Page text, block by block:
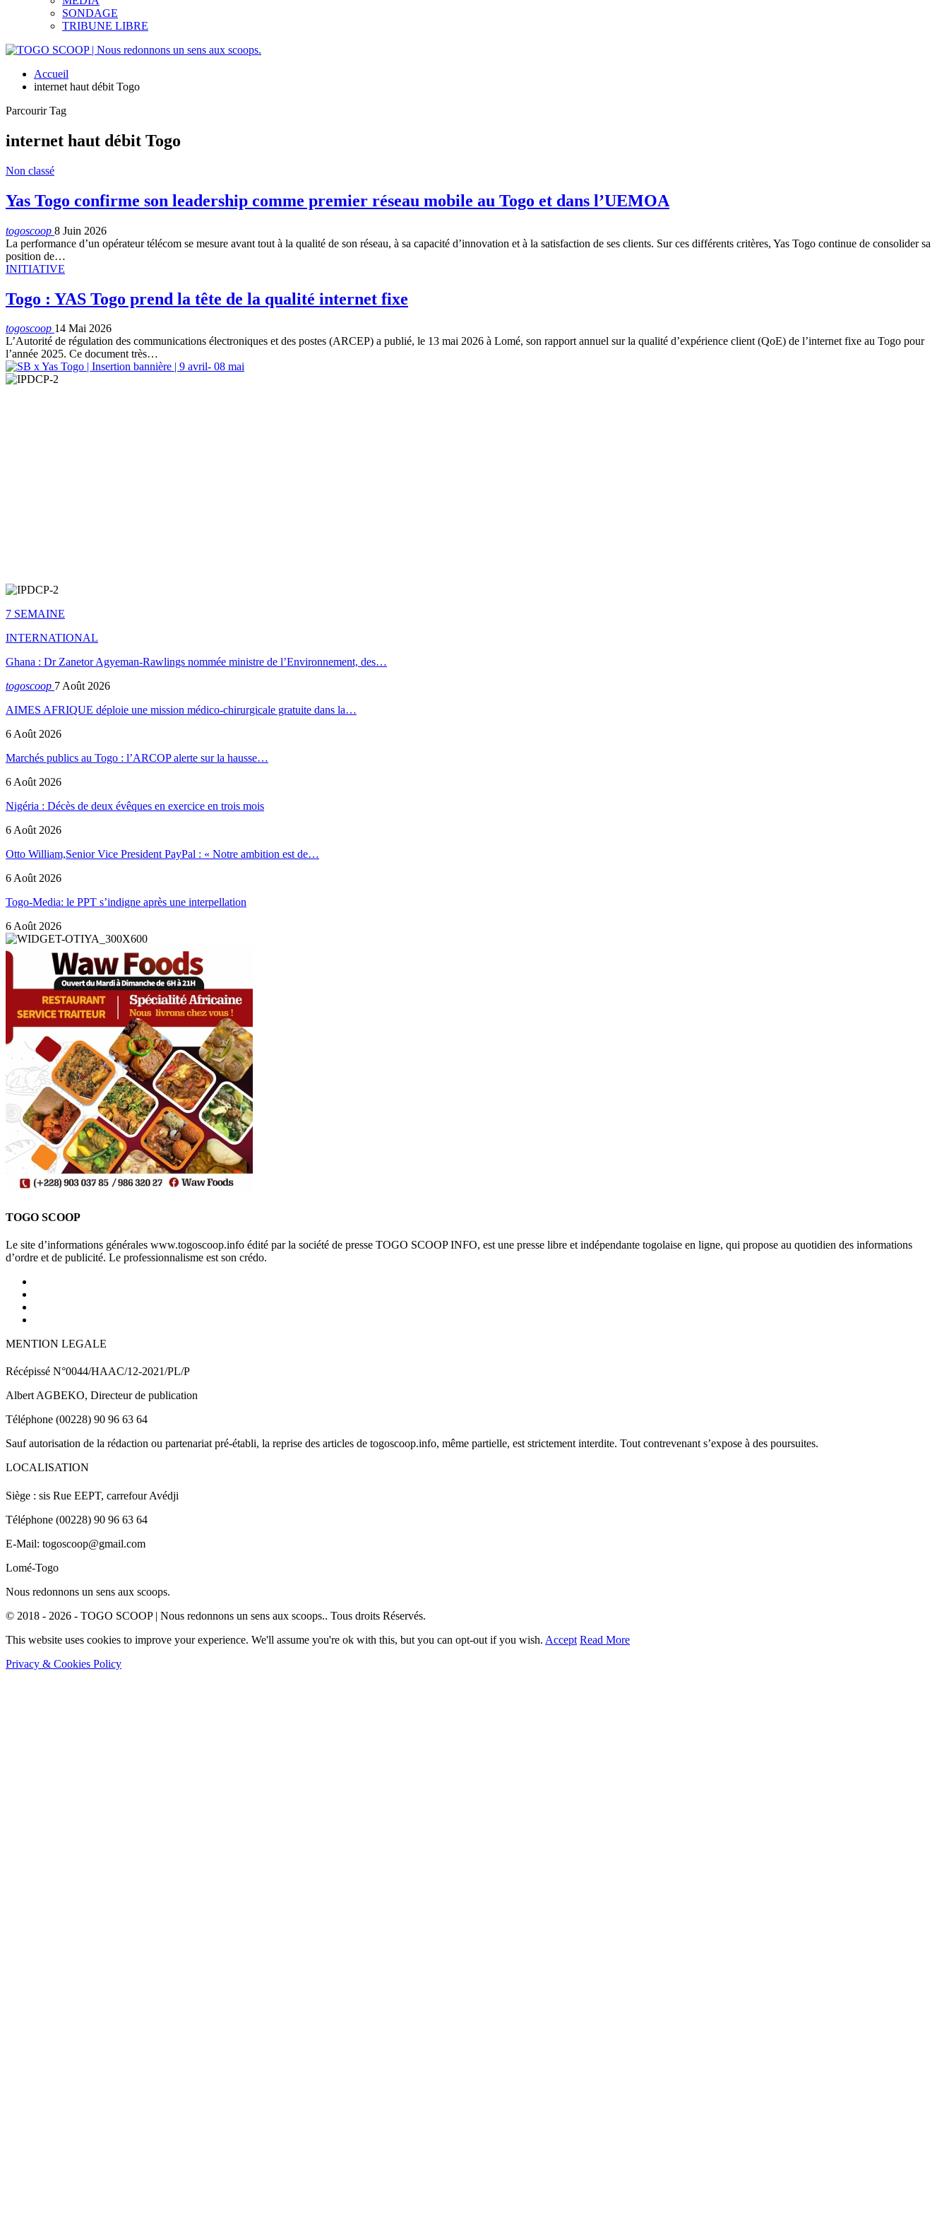
SONDAGE
TRIBUNE LIBRE
Accueil
internet haut débit Togo
Parcourir Tag
internet haut débit Togo
Non classé
Yas Togo confirme son leadership comme premier réseau mobile au Togo et dans l’UEMOA
togoscoop 8 Juin 2026
La performance d’un opérateur télécom se mesure avant tout à la qualité de son réseau, à sa capacité d’innovation et à la satisfaction de ses clients. Sur ces différents critères, Yas Togo continue de consolider sa
position de…
INITIATIVE
Togo : YAS Togo prend la tête de la qualité internet fixe
togoscoop 14 Mai 2026
L’Autorité de régulation des communications électroniques et des postes (ARCEP) a publié, le 13 mai 2026 à Lomé, son rapport annuel sur la qualité d’expérience client (QoE) de l’internet fixe au Togo pour
l’année 2025. Ce document très…
7 SEMAINE
INTERNATIONAL
Ghana : Dr Zanetor Agyeman-Rawlings nommée ministre de l’Environnement, des…
togoscoop 7 Août 2026
AIMES AFRIQUE déploie une mission médico-chirurgicale gratuite dans la…
6 Août 2026
Marchés publics au Togo : l’ARCOP alerte sur la hausse…
6 Août 2026
Nigéria : Décès de deux évêques en exercice en trois mois
6 Août 2026
Otto William,Senior Vice President PayPal : « Notre ambition est de…
6 Août 2026
Togo-Media: le PPT s’indigne après une interpellation
6 Août 2026
TOGO SCOOP
Le site d’informations générales www.togoscoop.info édité par la société de presse TOGO SCOOP INFO, est une presse libre et indépendante togolaise en ligne, qui propose au quotidien des informations
d’ordre et de publicité. Le professionnalisme est son crédo.
MENTION LEGALE
Récépissé N°0044/HAAC/12-2021/PL/P
Albert AGBEKO, Directeur de publication
Téléphone (00228) 90 96 63 64
Sauf autorisation de la rédaction ou partenariat pré-établi, la reprise des articles de togoscoop.info, même partielle, est strictement interdite. Tout contrevenant s’expose à des poursuites.
LOCALISATION
Siège : sis Rue EEPT, carrefour Avédji
Téléphone (00228) 90 96 63 64
E-Mail: togoscoop@gmail.com
Lomé-Togo
Nous redonnons un sens aux scoops.
© 2018 - 2026 - TOGO SCOOP | Nous redonnons un sens aux scoops.. Tous droits Réservés.
This website uses cookies to improve your experience. We'll assume you're ok with this, but you can opt-out if you wish. Accept Read More
Privacy & Cookies Policy